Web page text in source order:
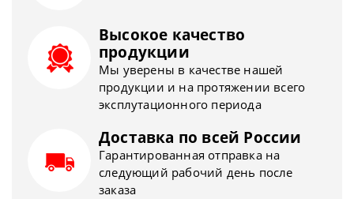
Высокое качество
продукции
Мы уверены в качестве нашей
продукции и на протяжении всего
эксплутационного периода
Доставка по всей России
Гарантированная отправка на
следующий рабочий день после
заказа